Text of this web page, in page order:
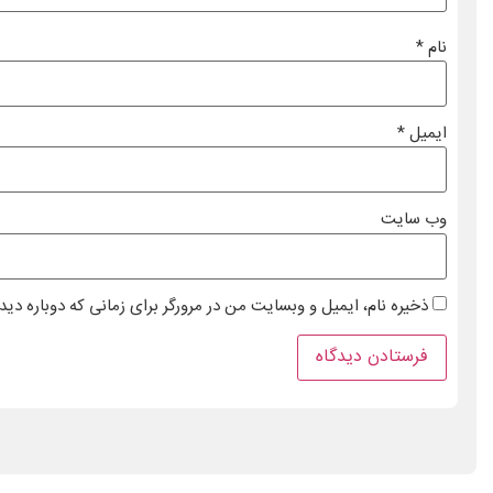
نام*
ایمیل*
وب‌ سایت
ذخیره نام، ایمیل و وبسایت من در مرورگر برای زمانی که دوباره